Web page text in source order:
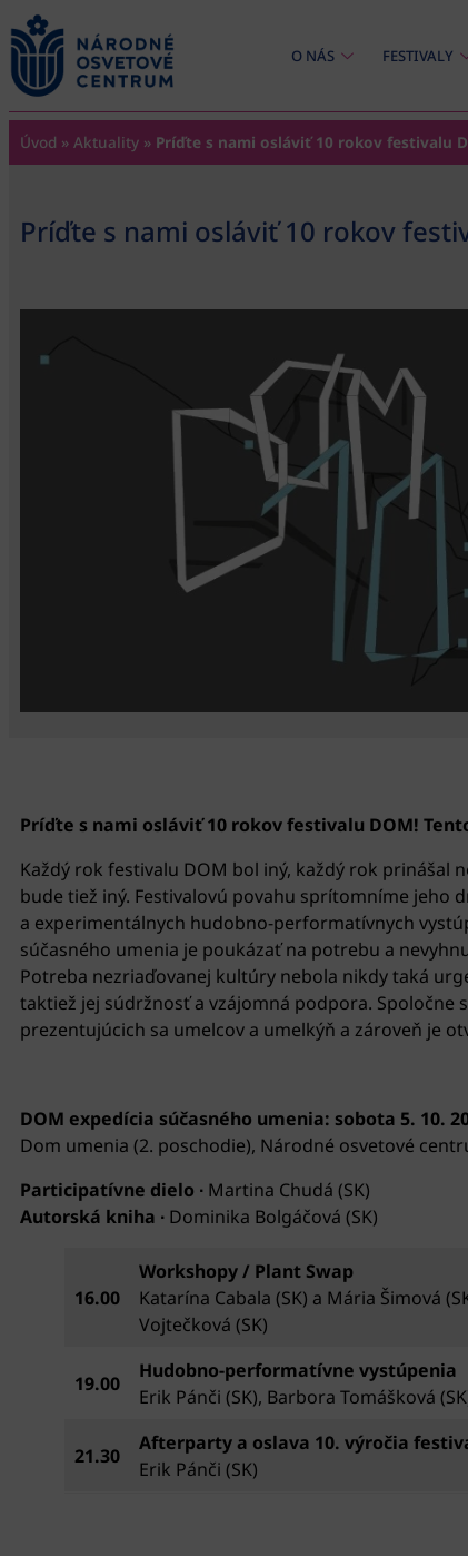
content
O NÁS FESTIVALY
Úvod » Aktuality » Príďte s nami osláviť 10 rokov festivalu
Príďte s nami osláviť 10 rokov
Príďte s nami osláviť 10 rokov festivalu DOM!
Každý rok festivalu DOM bol iný, každý rok
bude tiež iný. Festivalovú povahu sprítomníme
a experimentálnych hudobno-performatívnych
súčasného umenia je poukázať na potrebu a
Potreba nezriaďovanej kultúry nebola nikdy taká
taktiež jej súdržnosť a vzájomná podpora.
prezentujúcich sa umelcov a umelkýň a zároveň je
DOM expedícia súčasného umenia: sobota 5. 10.
Dom umenia (2. poschodie), Národné osvetové
Participatívne dielo ∙ Martina Chudá (SK)
Autorská kniha ∙ Dominika Bolgáčová (SK)
16.00
Workshopy / Plant Swap
Katarína Cabala (SK) a Mária Šimová
Vojtečková (SK)
19.00
Hudobno-performatívne vystúpenia
Erik Pánči (SK), Barbora Tomášková
21.30
Afterparty a oslava 10. výročia
Erik Pánči (SK)